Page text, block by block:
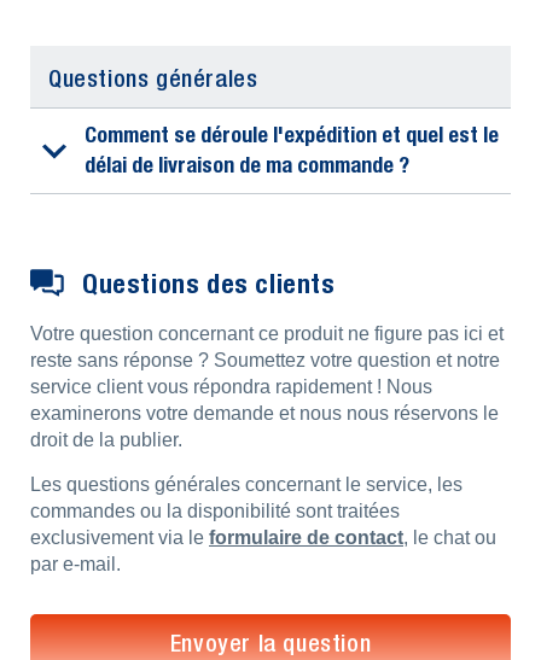
Questions générales
Comment se déroule l'expédition et quel est le
délai de livraison de ma commande ?
Questions des clients
Votre question concernant ce produit ne figure pas ici et
reste sans réponse ? Soumettez votre question et notre
service client vous répondra rapidement ! Nous
examinerons votre demande et nous nous réservons le
droit de la publier.
Les questions générales concernant le service, les
commandes ou la disponibilité sont traitées
exclusivement via le formulaire de contact, le chat ou
par e-mail.
Envoyer la question